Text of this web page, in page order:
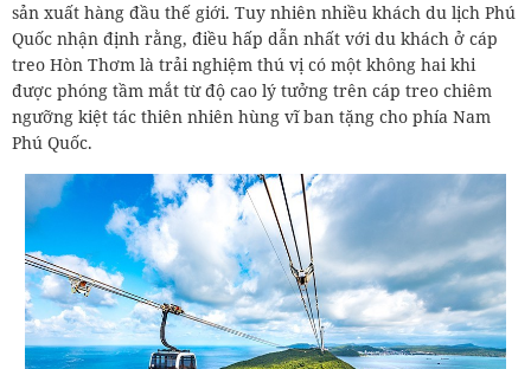
sản xuất hàng đầu thế giới. Tuy nhiên nhiều khách du lịch Phú
Quốc nhận định rằng, điều hấp dẫn nhất với du khách ở cáp
treo Hòn Thơm là trải nghiệm thú vị có một không hai khi
được phóng tầm mắt từ độ cao lý tưởng trên cáp treo chiêm
ngưỡng kiệt tác thiên nhiên hùng vĩ ban tặng cho phía Nam
Phú Quốc.